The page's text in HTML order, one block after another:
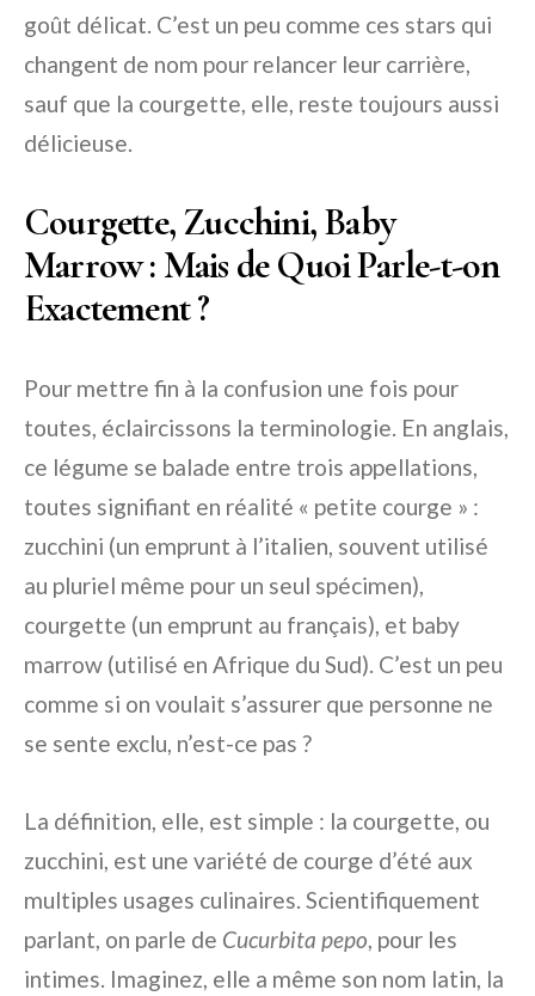
goût délicat. C’est un peu comme ces stars qui
changent de nom pour relancer leur carrière,
sauf que la courgette, elle, reste toujours aussi
délicieuse.
Courgette, Zucchini, Baby
Marrow : Mais de Quoi Parle-t-on
Exactement ?
Pour mettre fin à la confusion une fois pour
toutes, éclaircissons la terminologie. En anglais,
ce légume se balade entre trois appellations,
toutes signifiant en réalité « petite courge » :
zucchini (un emprunt à l’italien, souvent utilisé
au pluriel même pour un seul spécimen),
courgette (un emprunt au français), et baby
marrow (utilisé en Afrique du Sud). C’est un peu
comme si on voulait s’assurer que personne ne
se sente exclu, n’est-ce pas ?
La définition, elle, est simple : la courgette, ou
zucchini, est une variété de courge d’été aux
multiples usages culinaires. Scientifiquement
parlant, on parle de Cucurbita pepo, pour les
intimes. Imaginez, elle a même son nom latin, la